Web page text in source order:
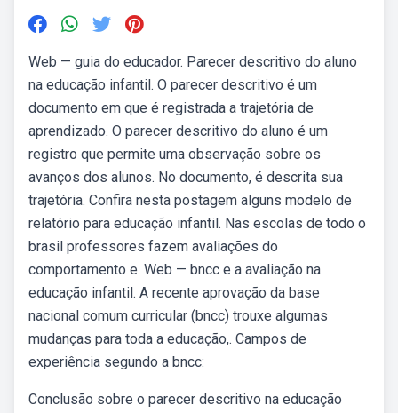
Web — guia do educador. Parecer descritivo do aluno
na educação infantil. O parecer descritivo é um
documento em que é registrada a trajetória de
aprendizado. O parecer descritivo do aluno é um
registro que permite uma observação sobre os
avanços dos alunos. No documento, é descrita sua
trajetória. Confira nesta postagem alguns modelo de
relatório para educação infantil. Nas escolas de todo o
brasil professores fazem avaliações do
comportamento e. Web — bncc e a avaliação na
educação infantil. A recente aprovação da base
nacional comum curricular (bncc) trouxe algumas
mudanças para toda a educação,. Campos de
experiência segundo a bncc:
Conclusão sobre o parecer descritivo na educação